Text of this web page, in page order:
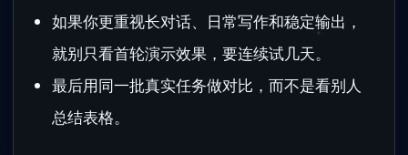
如果你更重视长对话、日常写作和稳定输出，
就别只看首轮演示效果，要连续试几天。
最后用同一批真实任务做对比，而不是看别人
总结表格。